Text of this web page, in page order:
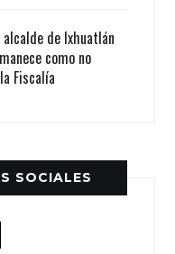
de Ixhuatlán
como no
Fiscalía
SOCIALES